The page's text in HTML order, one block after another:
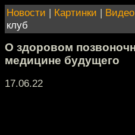
Новости | Картинки | Видео
клуб
О здоровом
медицине будущего
17.06.22